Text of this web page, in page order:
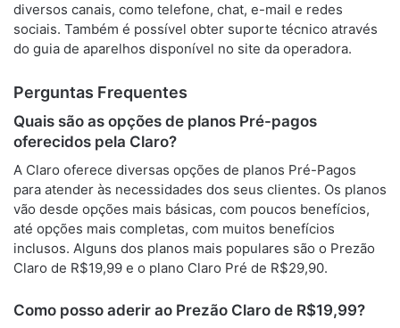
diversos canais, como telefone, chat, e-mail e redes
sociais. Também é possível obter suporte técnico através
do guia de aparelhos disponível no site da operadora.
Perguntas Frequentes
Quais são as opções de planos Pré-pagos
oferecidos pela Claro?
A Claro oferece diversas opções de planos Pré-Pagos
para atender às necessidades dos seus clientes. Os planos
vão desde opções mais básicas, com poucos benefícios,
até opções mais completas, com muitos benefícios
inclusos. Alguns dos planos mais populares são o Prezão
Claro de R$19,99 e o plano Claro Pré de R$29,90.
Como posso aderir ao Prezão Claro de R$19,99?